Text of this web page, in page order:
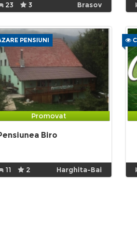
23 3 Brasov
PENSIUNI
Promovat
Biro
11 2 Harghita-Bai